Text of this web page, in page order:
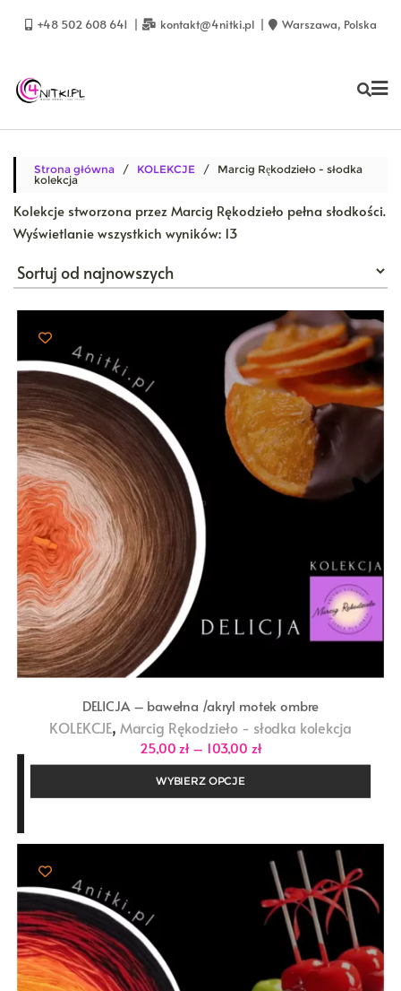
+48 502 608 641 kontakt@4nitki.pl Warszawa, Polska
Strona główna / KOLEKCJE / Marcig Rękodzieło - słodka
kolekcja
Kolekcje stworzona przez Marcig Rękodzieło pełna słodkości.
Wyświetlanie wszystkich wyników: 13
DELICJA – bawełna /akryl motek ombre
KOLEKCJE, Marcig Rękodzieło - słodka kolekcja
25,00 zł – 103,00 złZakres
cen:
do
WYBIERZ OPCJE